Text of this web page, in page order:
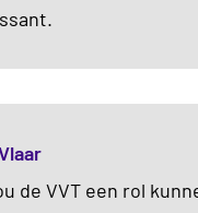
de VVT een rol